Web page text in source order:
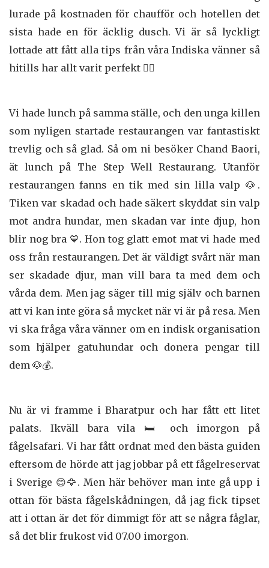
lurade på kostnaden för chaufför och hotellen det
sista hade en för äcklig dusch. Vi är så lyckligt
lottade att fått alla tips från våra Indiska vänner så
hitills har allt varit perfekt 👍🏾
Vi hade lunch på samma ställe, och den unga killen
som nyligen startade restaurangen var fantastiskt
trevlig och så glad. Så om ni besöker Chand Baori,
ät lunch på The Step Well Restaurang. Utanför
restaurangen fanns en tik med sin lilla valp 🐶.
Tiken var skadad och hade säkert skyddat sin valp
mot andra hundar, men skadan var inte djup, hon
blir nog bra 💙. Hon tog glatt emot mat vi hade med
oss från restaurangen. Det är väldigt svårt när man
ser skadade djur, man vill bara ta med dem och
vårda dem. Men jag säger till mig själv och barnen
att vi kan inte göra så mycket när vi är på resa. Men
vi ska fråga våra vänner om en indisk organisation
som hjälper gatuhundar och donera pengar till
dem 🐶💰.
Nu är vi framme i Bharatpur och har fått ett litet
palats. Ikväll bara vila 🛏️ och imorgon på
fågelsafari. Vi har fått ordnat med den bästa guiden
eftersom de hörde att jag jobbar på ett fågelreservat
i Sverige 😊🦅. Men här behöver man inte gå upp i
ottan för bästa fågelskådningen, då jag fick tipset
att i ottan är det för dimmigt för att se några fåglar,
så det blir frukost vid 07.00 imorgon.